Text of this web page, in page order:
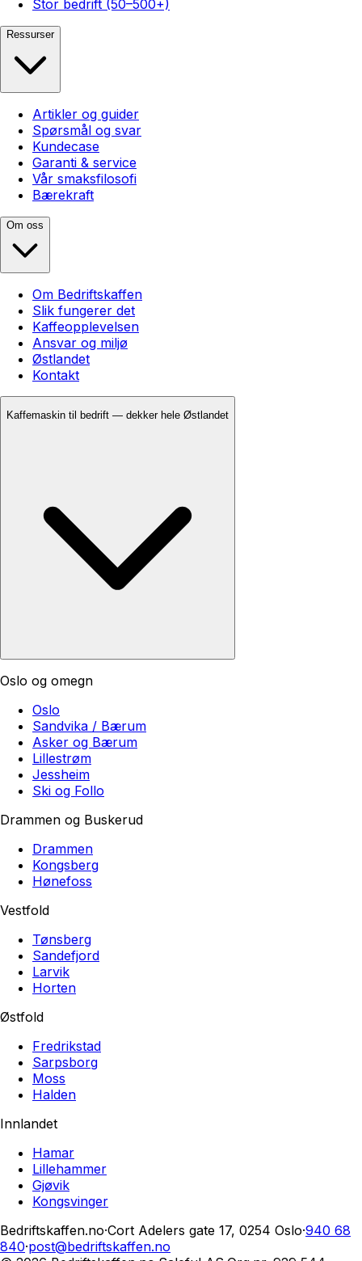
Stor bedrift (50–500+)
Ressurser
Artikler og guider
Spørsmål og svar
Kundecase
Garanti & service
Vår smaksfilosofi
Bærekraft
Om oss
Om Bedriftskaffen
Slik fungerer det
Kaffeopplevelsen
Ansvar og miljø
Østlandet
Kontakt
Kaffemaskin til bedrift — dekker hele Østlandet
Oslo og omegn
Oslo
Sandvika / Bærum
Asker og Bærum
Lillestrøm
Jessheim
Ski og Follo
Drammen og Buskerud
Drammen
Kongsberg
Hønefoss
Vestfold
Tønsberg
Sandefjord
Larvik
Horten
Østfold
Fredrikstad
Sarpsborg
Moss
Halden
Innlandet
Hamar
Lillehammer
Gjøvik
Kongsvinger
Bedriftskaffen.no·Cort Adelers gate 17, 0254 Oslo·940 68
840·post@bedriftskaffen.no